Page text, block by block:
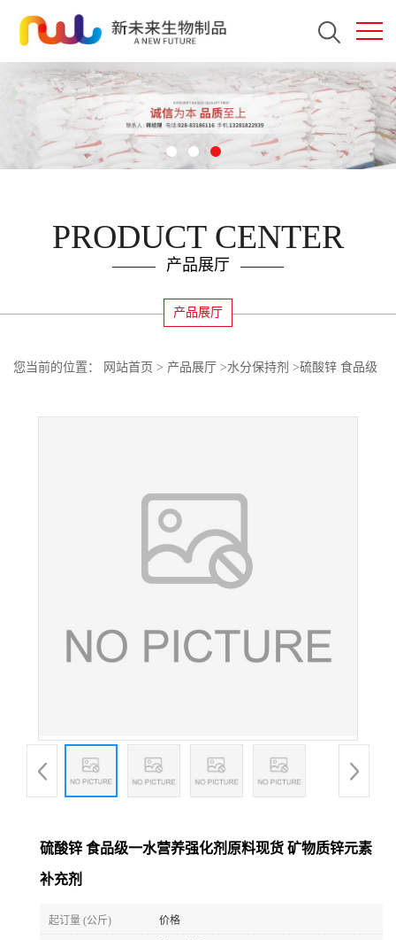
PRODUCT CENTER
产品展厅
产品展厅
您当前的位置： 网站首页 > 产品展厅 >水分保持剂 >硫酸锌 食品级
硫酸锌 食品级一水营养强化剂原料现货 矿物质锌元素
补充剂
起订量 (公斤) 价格